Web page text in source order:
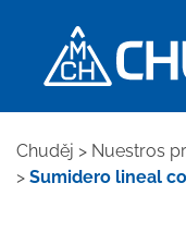
Chuděj > Nuestros
> Sumidero lineal